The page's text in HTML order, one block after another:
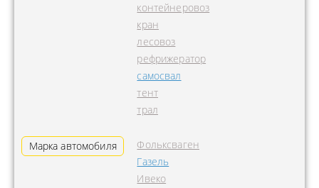
контейнеровоз
кран
лесовоз
рефрижератор
самосвал
тент
трал
Марка автомобиля
Фольксваген
Газель
Ивеко